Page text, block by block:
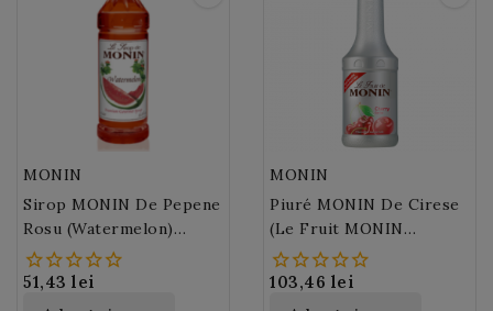
MONIN
Sirop MONIN De Pepene
Rosu (Watermelon)
700ml
51,43 lei
MONIN
Piuré MONIN De Cirese
(Le Fruit MONIN
Cherry) 100 Cl
103,46 lei